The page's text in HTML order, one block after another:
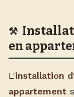
en
L'installation
appartement